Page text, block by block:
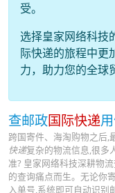
受。
选择皇家网络科技
际快递的旅程中更
力，助力您的全球
查邮政国际快递
跨国寄件、海淘购物之后,
快递复杂的物流信息,很多
准? 皇家网络科技深耕物
的查询痛点而生。无论你
入单号,系统即可自动识别